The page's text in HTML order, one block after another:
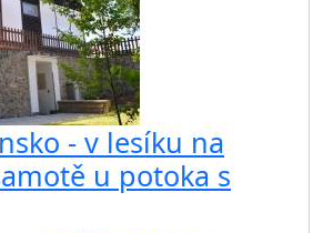
- v lesíku na
u potoka s